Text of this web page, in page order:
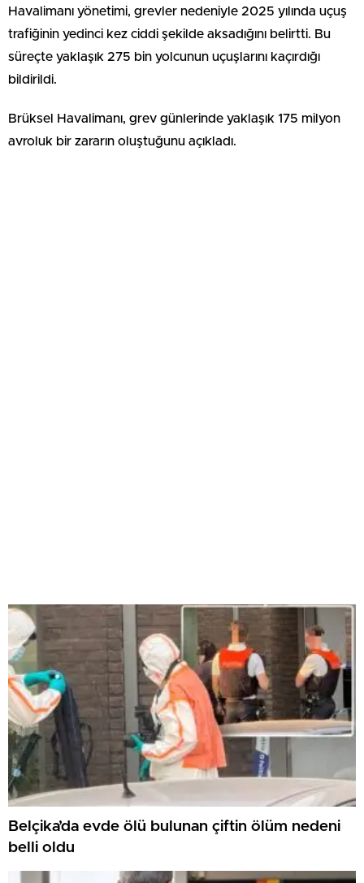
Havalimanı yönetimi, grevler nedeniyle 2025 yılında uçuş
trafiğinin yedinci kez ciddi şekilde aksadığını belirtti. Bu
süreçte yaklaşık 275 bin yolcunun uçuşlarını kaçırdığı
bildirildi.
Brüksel Havalimanı, grev günlerinde yaklaşık 175 milyon
avroluk bir zararın oluştuğunu açıkladı.
Belçika’da evde ölü bulunan çiftin ölüm nedeni
belli oldu